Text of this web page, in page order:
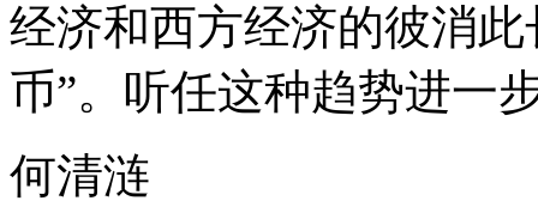
经济和西方经济的彼消
币”。听任这种趋势进一
何清涟